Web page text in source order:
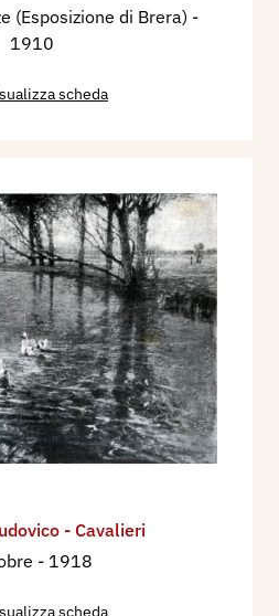
Le Esposizioni
p. 21 ill., 34/36.
(Esposizione di Brera) -
1910
scheda
- Cavalieri
- 1918